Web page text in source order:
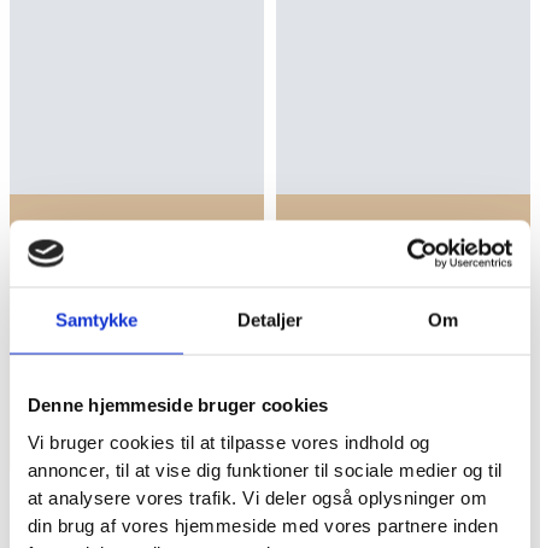
Samtykke Detaljer Om
Denne hjemmeside bruger cookies
Vi bruger cookies til at tilpasse vores indhold og
annoncer, til at vise dig funktioner til sociale medier og til
at analysere vores trafik. Vi deler også oplysninger om
din brug af vores hjemmeside med vores partnere inden
Asiatisk Nudelsalat
Tomater &